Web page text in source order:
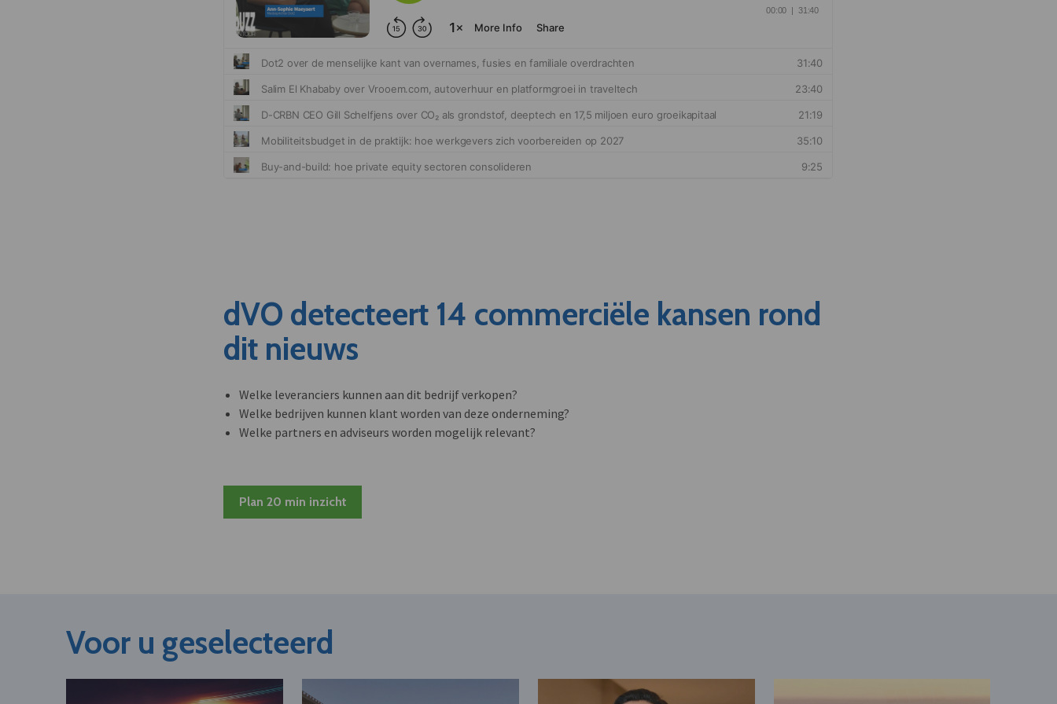
dVO detecteert 14 commerciële kansen rond
dit nieuws
Welke leveranciers kunnen aan dit bedrijf verkopen?
Welke bedrijven kunnen klant worden van deze onderneming?
Welke partners en adviseurs worden mogelijk relevant?
Plan 20 min inzicht
Voor u geselecteerd